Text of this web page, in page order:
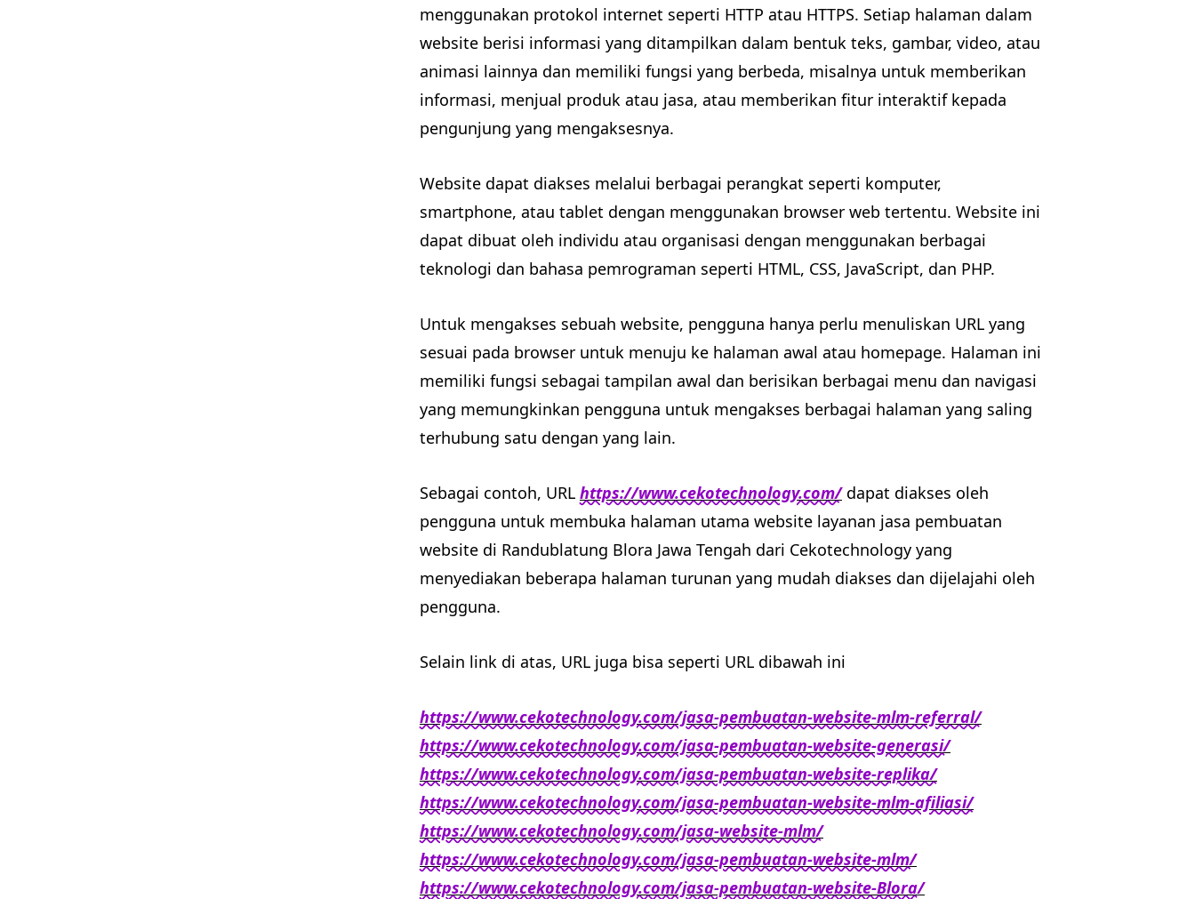
menggunakan protokol internet seperti HTTP atau HTTPS. Setiap halaman dalam
website berisi informasi yang ditampilkan dalam bentuk teks, gambar, video, atau
animasi lainnya dan memiliki fungsi yang berbeda, misalnya untuk memberikan
informasi, menjual produk atau jasa, atau memberikan fitur interaktif kepada
pengunjung yang mengaksesnya.
Website dapat diakses melalui berbagai perangkat seperti komputer,
smartphone, atau tablet dengan menggunakan browser web tertentu. Website ini
dapat dibuat oleh individu atau organisasi dengan menggunakan berbagai
teknologi dan bahasa pemrograman seperti HTML, CSS, JavaScript, dan PHP.
Untuk mengakses sebuah website, pengguna hanya perlu menuliskan URL yang
sesuai pada browser untuk menuju ke halaman awal atau homepage. Halaman ini
memiliki fungsi sebagai tampilan awal dan berisikan berbagai menu dan navigasi
yang memungkinkan pengguna untuk mengakses berbagai halaman yang saling
terhubung satu dengan yang lain.
Sebagai contoh, URL https://www.cekotechnology.com/dapat diakses oleh
pengguna untuk membuka halaman utama website layanan jasa pembuatan
website di Randublatung Blora Jawa Tengah dari Cekotechnology yang
menyediakan beberapa halaman turunan yang mudah diakses dan dijelajahi oleh
pengguna.
Selain link di atas, URL juga bisa seperti URL dibawah ini
https://www.cekotechnology.com/jasa-pembuatan-website-mlm-referral/
https://www.cekotechnology.com/jasa-pembuatan-website-generasi/
https://www.cekotechnology.com/jasa-pembuatan-website-replika/
https://www.cekotechnology.com/jasa-pembuatan-website-mlm-afiliasi/
https://www.cekotechnology.com/jasa-website-mlm/
https://www.cekotechnology.com/jasa-pembuatan-website-mlm/
https://www.cekotechnology.com/jasa-pembuatan-website-Blora/